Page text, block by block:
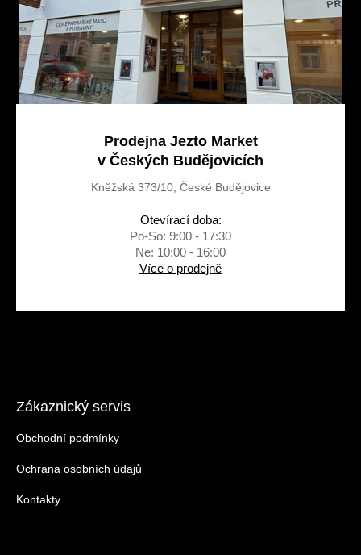
Prodejna Jezto Market
v Českých Budějovicích
Kněžská 373/10, České Budějovice
Otevírací doba:
Po-So: 9:00 - 17:30
Ne: 10:00 - 16:00
Více o prodejně
Zákaznický servis
Obchodní podmínky
Ochrana osobních údajů
Kontakty